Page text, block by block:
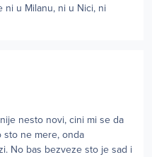
ni u Milanu, ni u Nici, ni
nesto novi, cini mi se da
sto ne mere, onda
No bas bezveze sto je sad i